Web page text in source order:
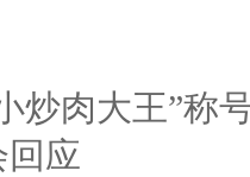
炒肉大王”称
应